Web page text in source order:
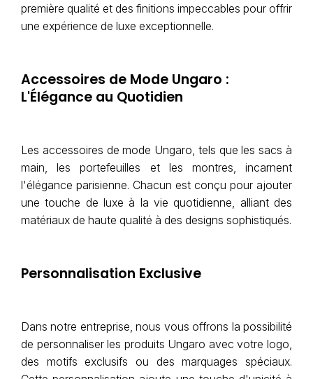
première qualité et des finitions impeccables pour offrir
une expérience de luxe exceptionnelle.
Accessoires de Mode Ungaro :
L'Élégance au Quotidien
Les accessoires de mode Ungaro, tels que les sacs à
main, les portefeuilles et les montres, incarnent
l'élégance parisienne. Chacun est conçu pour ajouter
une touche de luxe à la vie quotidienne, alliant des
matériaux de haute qualité à des designs sophistiqués.
Personnalisation Exclusive
Dans notre entreprise, nous vous offrons la possibilité
de personnaliser les produits Ungaro avec votre logo,
des motifs exclusifs ou des marquages spéciaux.